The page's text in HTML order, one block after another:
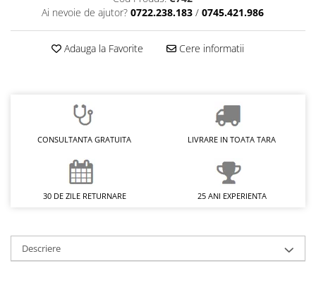
Ai nevoie de ajutor? 0722.238.183 / 0745.421.986
Adauga la Favorite Cere informatii
CONSULTANTA GRATUITA LIVRARE IN TOATA TARA
30 DE ZILE RETURNARE 25 ANI EXPERIENTA
Descriere